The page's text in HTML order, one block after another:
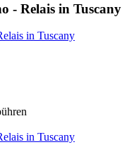
- Relais in Tuscany
in Tuscany
in Tuscany